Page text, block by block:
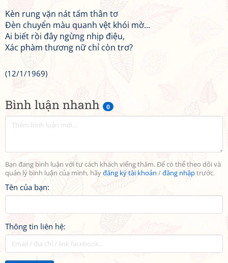
Bình luận nhanh 0
Bạn đang bình luận với tư cách khách viếng thăm. Để có thể theo dõi và
quản lý bình luận của mình, hãyđăng ký tài khoản /đăng nhậptrước.
Tên của bạn:
Thông tin liên hệ:
Kèn rung vặn nát tấm thân tơ
Đèn chuyển màu quanh vệt khói mờ...
Ai biết rồi đây ngừng nhịp điệu,
Xác phàm thương nữ chỉ còn trơ?
(12/1/1969)